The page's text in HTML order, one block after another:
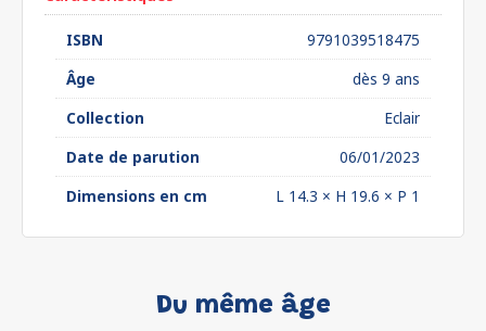
ISBN
9791039518475
Âge
dès 9 ans
Collection
Eclair
Date de parution
06/01/2023
Dimensions en cm
L 14.3 × H 19.6 × P 1
Du même âge